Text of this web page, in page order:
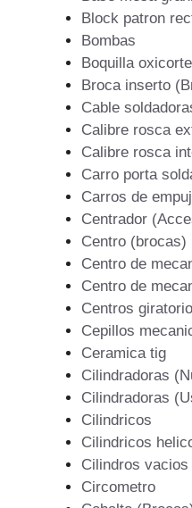
Block patron
Bombas
Boquilla oxicorte
Broca inserto
Cable
Calibre rosca
Calibre rosca
Carro porta
Carros de
Centrador
Centro (brocas)
Centro de
Centro de
Centros
Cepillos
Ceramica tig
Cilindradoras
Cilindradoras
Cilindricos
Cilindricos
Cilindros vacios
Circometro